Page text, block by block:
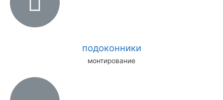
подоконники
монтирование